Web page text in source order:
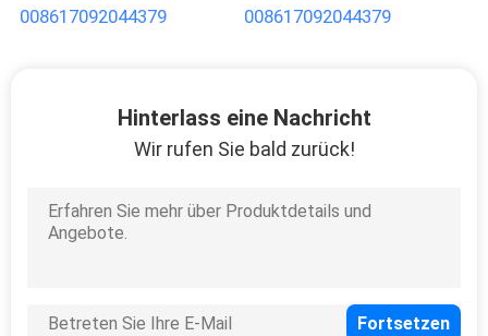
008617092044379 008617092044379
Hinterlass eine Nachricht
Wir rufen Sie bald zurück!